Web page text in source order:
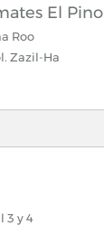
El Pino
Roo
Zazil-Ha
3 y 4